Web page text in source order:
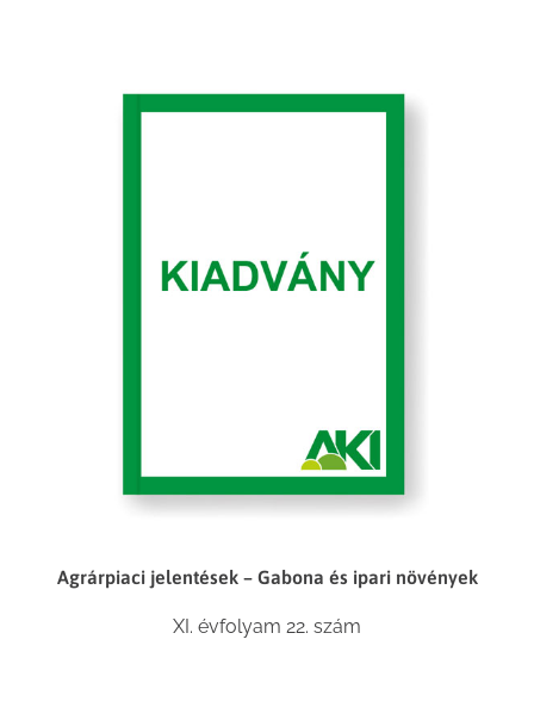
Agrárpiaci jelentések – Gabona és ipari növények
XI. évfolyam 22. szám